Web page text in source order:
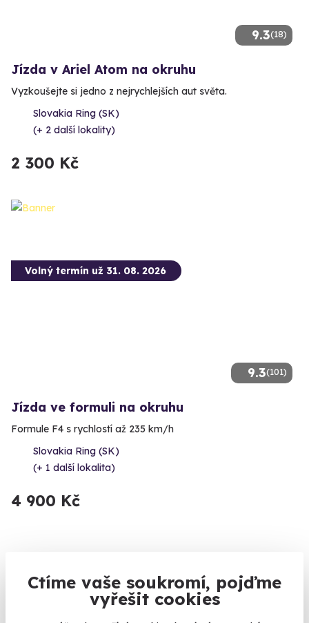
Ctíme vaše soukromí, pojďme
vyřešit cookies
9.3(18)
Jízda v Ariel Atom na okruhu
Vyzkoušejte si jedno z nejrychlejších aut světa.
Slovakia Ring (SK)
(+ 2 další lokality)
2 300 Kč
9.3(101)
Volný termín už 31. 08. 2026
Jízda ve formuli na okruhu
Formule F4 s rychlostí až 235 km/h
Slovakia Ring (SK)
(+ 1 další lokalita)
4 900 Kč
Volný termín už 09. 08. 2026